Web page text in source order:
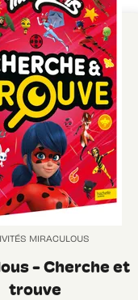
MIRACULOUS
- Cherche et
trouve